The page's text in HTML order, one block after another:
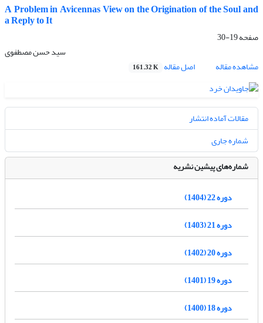
A Problem in Avicennas View on the Origination of the Soul and
a Reply to It
صفحه19-30
سید حسن مصطفوی
مشاهده مقاله
اصل مقاله 161.32 K
مقالات آماده انتشار
شماره جاری
شماره‌های پیشین نشریه
دوره 22 (1404)
دوره 21 (1403)
دوره 20 (1402)
دوره 19 (1401)
دوره 18 (1400)